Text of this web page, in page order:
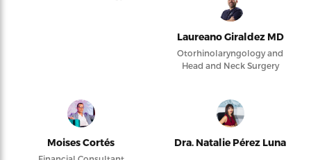
Laureano Giraldez MD
Otorhinolaryngology and
Head and Neck Surgery
Moises Cortés Dra. Natalie Pérez Luna